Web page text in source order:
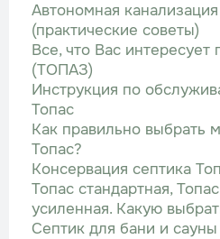
Автономная
(практические советы)
Все, что Вас
(ТОПАЗ)
Инструкция по
Топас
Как правильно выбрать
Топас?
Консервация септика
Топас стандартная,
усиленная. Какую
Септик для бани и сауны